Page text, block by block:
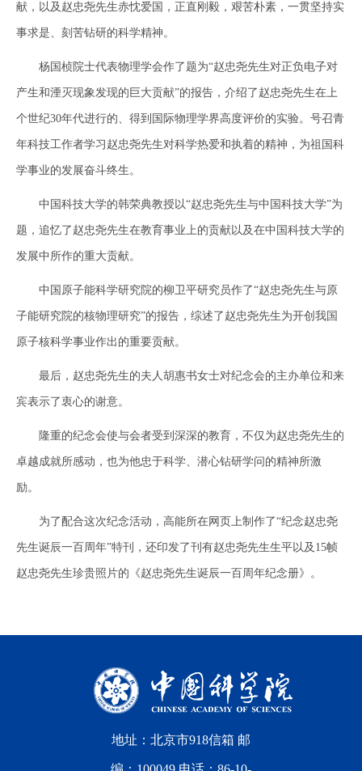
献，以及赵忠尧先生赤忱爱国，正直刚毅，艰苦朴素，一贯坚持实
事求是、刻苦钻研的科学精神。
杨国桢院士代表物理学会作了题为“赵忠尧先生对正负电子对
产生和湮灭现象发现的巨大贡献”的报告，介绍了赵忠尧先生在上
个世纪30年代进行的、得到国际物理学界高度评价的实验。号召青
年科技工作者学习赵忠尧先生对科学热爱和执着的精神，为祖国科
学事业的发展奋斗终生。
中国科技大学的韩荣典教授以“赵忠尧先生与中国科技大学”为
题，追忆了赵忠尧先生在教育事业上的贡献以及在中国科技大学的
发展中所作的重大贡献。
中国原子能科学研究院的柳卫平研究员作了“赵忠尧先生与原
子能研究院的核物理研究”的报告，综述了赵忠尧先生为开创我国
原子核科学事业作出的重要贡献。
最后，赵忠尧先生的夫人胡惠书女士对纪念会的主办单位和来
宾表示了衷心的谢意。
隆重的纪念会使与会者受到深深的教育，不仅为赵忠尧先生的
卓越成就所感动，也为他忠于科学、潜心钻研学问的精神所激
励。
为了配合这次纪念活动，高能所在网页上制作了“纪念赵忠尧
先生诞辰一百周年”特刊，还印发了刊有赵忠尧先生生平以及15帧
赵忠尧先生珍贵照片的《赵忠尧先生诞辰一百周年纪念册》。
地址：北京市918信箱 邮